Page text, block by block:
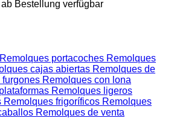
Bestellung verfügbar
Remolques portacoches Remolques
cajas abiertas Remolques de
furgones Remolques con lona
Remolques ligeros
Remolques frigoríficos Remolques
Remolques de venta